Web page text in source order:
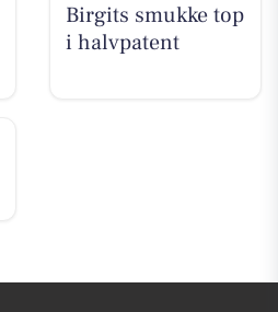
Birgits smukke top
i halvpatent